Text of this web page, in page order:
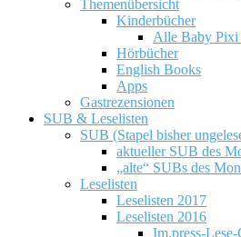
Themenübersicht
Kinderbücher
Alle Baby
Hörbücher
English Books
Apps
Gastrezensionen
SUB & Leselisten
SUB (Stapel bisher
aktueller SUB des
„alte“ SUBs des
Leselisten
Leselisten 2017
Leselisten 2016
Im.press-